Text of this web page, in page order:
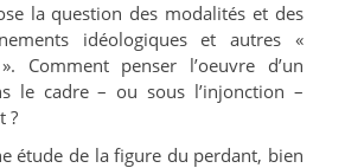
la question des modalités et des
idéologiques et autres «
Comment penser l’oeuvre d’un
le cadre – ou sous l’injonction –
?
étude de la figure du perdant, bien